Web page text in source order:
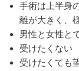
手術は上半身
離が大きく、
男性と女性と
受けたくない
受けたくても